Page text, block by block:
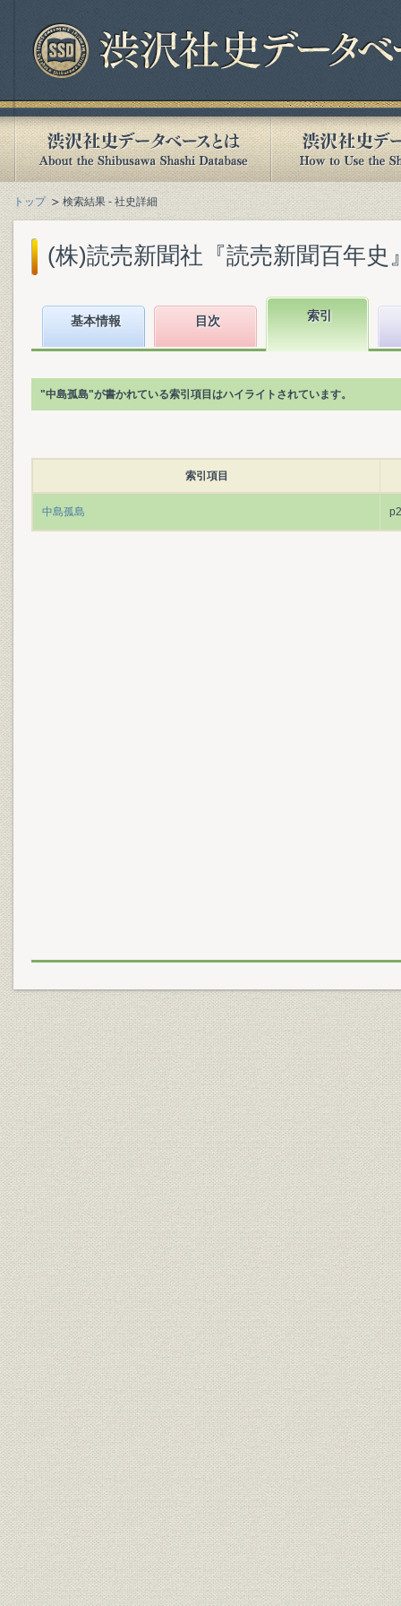
トップ 検索結果 - 社史詳細
(株)読売新聞社『読売新聞百年史
基本情報 目次 索引
"中島孤島"が書かれている索引項目はハイライトされています。
索引項目
中島孤島